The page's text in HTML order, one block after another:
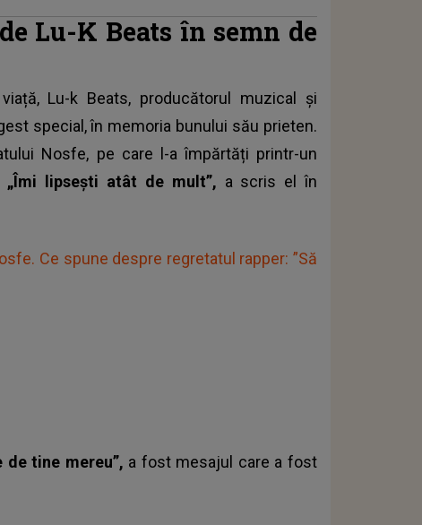
Lu-K Beats în semn de
Lu-k Beats, producătorul muzical și
special, în memoria bunului său prieten.
Nosfe, pe care l-a împărtăți printr-un
„Îmi lipsești atât de mult”, a scris el în
Ce spune despre regretatul rapper: ”Să
de tine mereu”, a fost mesajul care a fost